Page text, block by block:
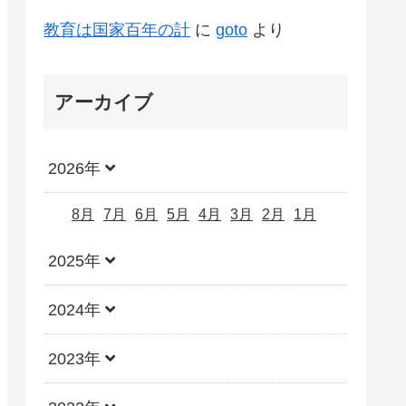
教育は国家百年の計 に goto より
アーカイブ
2026年
8月 7月 6月 5月 4月 3月 2月 1月
2025年
2024年
2023年